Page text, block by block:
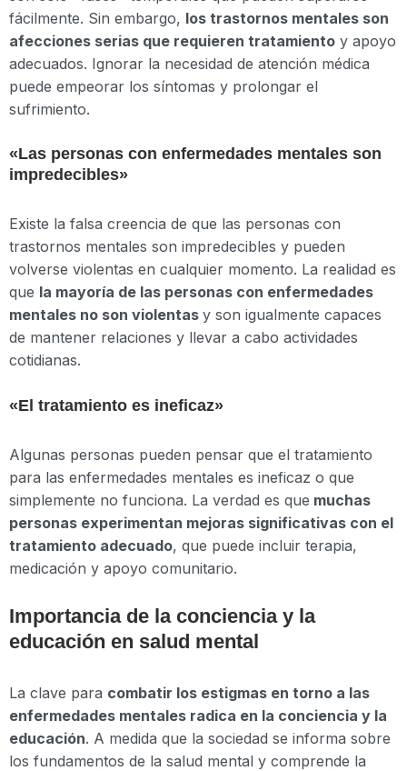
fácilmente. Sin embargo, los trastornos mentales son
afecciones serias que requieren tratamiento y apoyo
adecuados. Ignorar la necesidad de atención médica
puede empeorar los síntomas y prolongar el
sufrimiento.
«Las personas con enfermedades mentales son
impredecibles»
Existe la falsa creencia de que las personas con
trastornos mentales son impredecibles y pueden
volverse violentas en cualquier momento. La realidad es
que la mayoría de las personas con enfermedades
mentales no son violentas y son igualmente capaces
de mantener relaciones y llevar a cabo actividades
cotidianas.
«El tratamiento es ineficaz»
Algunas personas pueden pensar que el tratamiento
para las enfermedades mentales es ineficaz o que
simplemente no funciona. La verdad es que muchas
personas experimentan mejoras significativas con el
tratamiento adecuado, que puede incluir terapia,
medicación y apoyo comunitario.
Importancia de la conciencia y la
educación en salud mental
La clave para combatir los estigmas en torno a las
enfermedades mentales radica en la conciencia y la
educación. A medida que la sociedad se informa sobre
los fundamentos de la salud mental y comprende la